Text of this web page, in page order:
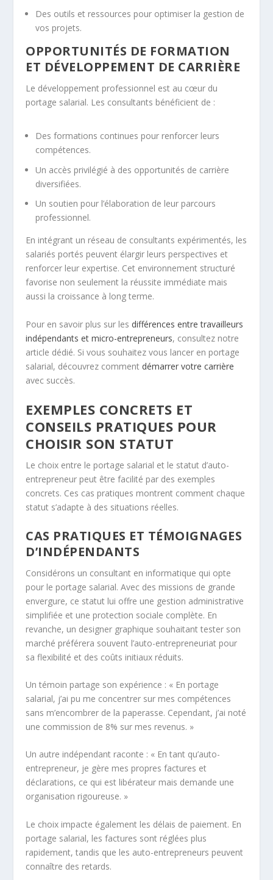
Des outils et ressources pour optimiser la gestion de
vos projets.
OPPORTUNITÉS DE FORMATION
ET DÉVELOPPEMENT DE CARRIÈRE
Le développement professionnel est au cœur du
portage salarial. Les consultants bénéficient de :
Des formations continues pour renforcer leurs
compétences.
Un accès privilégié à des opportunités de carrière
diversifiées.
Un soutien pour l’élaboration de leur parcours
professionnel.
En intégrant un réseau de consultants expérimentés, les
salariés portés peuvent élargir leurs perspectives et
renforcer leur expertise. Cet environnement structuré
favorise non seulement la réussite immédiate mais
aussi la croissance à long terme.
Pour en savoir plus sur les différences entre travailleurs
indépendants et micro-entrepreneurs, consultez notre
article dédié. Si vous souhaitez vous lancer en portage
salarial, découvrez comment démarrer votre carrière
avec succès.
EXEMPLES CONCRETS ET
CONSEILS PRATIQUES POUR
CHOISIR SON STATUT
Le choix entre le portage salarial et le statut d’auto-
entrepreneur peut être facilité par des exemples
concrets. Ces cas pratiques montrent comment chaque
statut s’adapte à des situations réelles.
CAS PRATIQUES ET TÉMOIGNAGES
D’INDÉPENDANTS
Considérons un consultant en informatique qui opte
pour le portage salarial. Avec des missions de grande
envergure, ce statut lui offre une gestion administrative
simplifiée et une protection sociale complète. En
revanche, un designer graphique souhaitant tester son
marché préférera souvent l’auto-entrepreneuriat pour
sa flexibilité et des coûts initiaux réduits.
Un témoin partage son expérience : « En portage
salarial, j’ai pu me concentrer sur mes compétences
sans m’encombrer de la paperasse. Cependant, j’ai noté
une commission de 8% sur mes revenus. »
Un autre indépendant raconte : « En tant qu’auto-
entrepreneur, je gère mes propres factures et
déclarations, ce qui est libérateur mais demande une
organisation rigoureuse. »
Le choix impacte également les délais de paiement. En
portage salarial, les factures sont réglées plus
rapidement, tandis que les auto-entrepreneurs peuvent
connaître des retards.